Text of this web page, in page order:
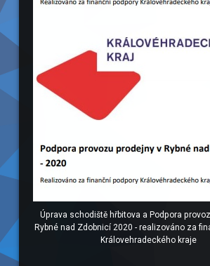
Úprava schodiště hřbitova a Podpora
Rybné nad Zdobnicí 2020 - realizováno za
Královehradeckého kraje